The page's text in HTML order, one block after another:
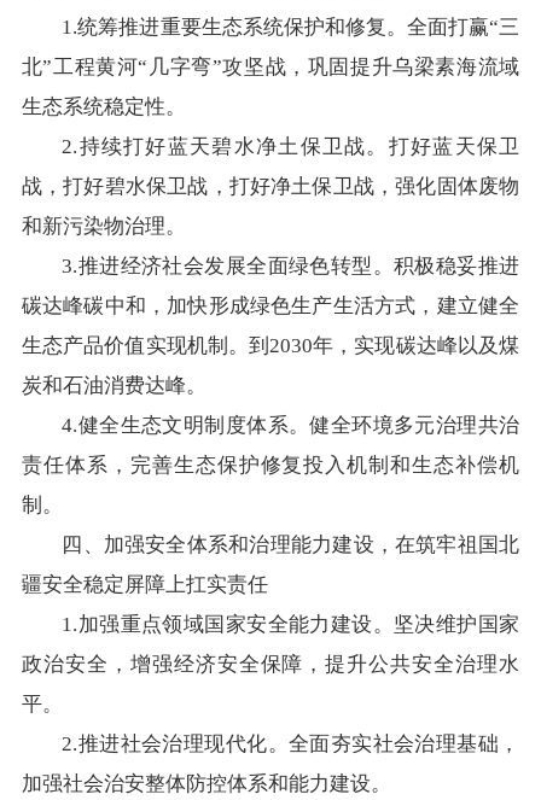
1.统筹推进重要生态系统保护和修复。全面打赢“三
北”工程黄河“几字弯”攻坚战，巩固提升乌梁素海流域
生态系统稳定性。
2.持续打好蓝天碧水净土保卫战。打好蓝天保卫
战，打好碧水保卫战，打好净土保卫战，强化固体废物
和新污染物治理。
3.推进经济社会发展全面绿色转型。积极稳妥推进
碳达峰碳中和，加快形成绿色生产生活方式，建立健全
生态产品价值实现机制。到2030年，实现碳达峰以及煤
炭和石油消费达峰。
4.健全生态文明制度体系。健全环境多元治理共治
责任体系，完善生态保护修复投入机制和生态补偿机
制。
四、加强安全体系和治理能力建设，在筑牢祖国北
疆安全稳定屏障上扛实责任
1.加强重点领域国家安全能力建设。坚决维护国家
政治安全，增强经济安全保障，提升公共安全治理水
平。
2.推进社会治理现代化。全面夯实社会治理基础，
加强社会治安整体防控体系和能力建设。